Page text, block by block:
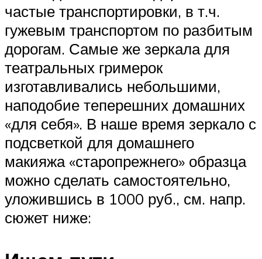
частые транспортировки, в т.ч.
гужевым транспортом по разбитым
дорогам. Самые же зеркала для
театральных гримерок
изготавливались небольшими,
наподобие теперешних домашних
«для себя». В наше время зеркало с
подсветкой для домашнего
макияжа «старопрежнего» образца
можно сделать самостоятельно,
уложившись в 1000 руб., см. напр.
сюжет ниже: